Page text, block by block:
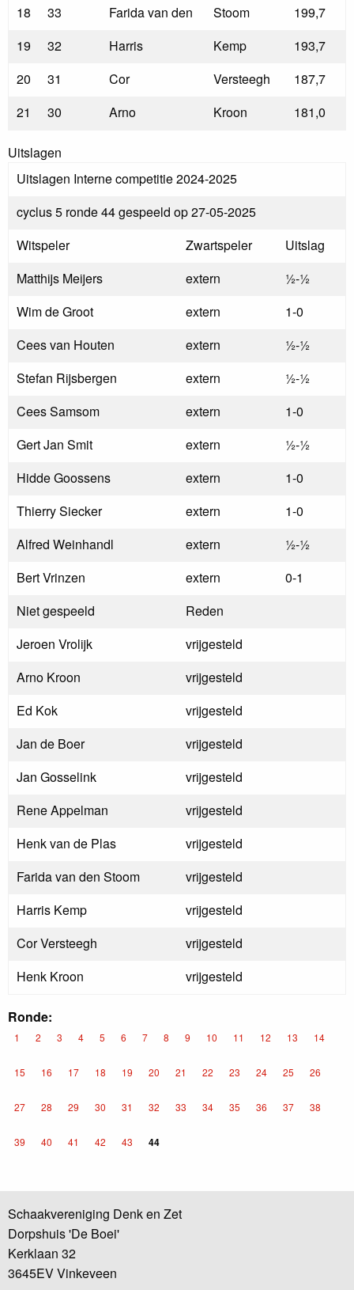
18
33 Farida van den Stoom
199,7
19
32 Harris Kemp
193,7
20
31 Cor Versteegh
187,7
21
30 Arno Kroon 181,0
Uitslagen
Uitslagen Interne competitie 2024-2025
cyclus 5 ronde 44 gespeeld op 27-05-2025
Witspeler
Zwartspeler
Uitslag
Matthijs Meijers
extern
½-½
Wim de Groot
extern
1-0
Cees van Houten
extern
½-½
Stefan Rijsbergen
extern
½-½
Cees Samsom
extern
1-0
Gert Jan Smit
extern
½-½
Hidde Goossens
extern
1-0
Thierry Siecker
extern
1-0
Alfred Weinhandl
extern
½-½
Bert Vrinzen
extern
0-1
Niet gespeeld
Reden
Jeroen Vrolijk
vrijgesteld
Arno Kroon
vrijgesteld
Ed Kok
vrijgesteld
Jan de Boer
vrijgesteld
Jan Gosselink
vrijgesteld
Rene Appelman
vrijgesteld
Henk van de Plas
vrijgesteld
Farida van den Stoom
vrijgesteld
Harris Kemp
vrijgesteld
Cor Versteegh
vrijgesteld
Henk Kroon
vrijgesteld
Ronde:
1 2 3 4 5 6 7 8 9 10 11 12 13 14
15 16 17 18 19 20 21 22 23 24 25 26
27 28 29 30 31 32 33 34 35 36 37 38
39 40 41 42 43 44
Schaakvereniging Denk en Zet
Dorpshuis 'De Boei'
Kerklaan 32
3645EV Vinkeveen